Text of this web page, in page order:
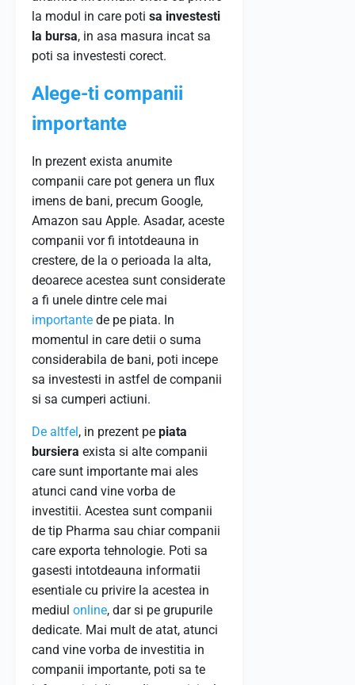
la modul in care poti sa investesti
la bursa, in asa masura incat sa
poti sa investesti corect.
Alege-ti companii
importante
In prezent exista anumite
companii care pot genera un flux
imens de bani, precum Google,
Amazon sau Apple. Asadar, aceste
companii vor fi intotdeauna in
crestere, de la o perioada la alta,
deoarece acestea sunt considerate
a fi unele dintre cele mai
importante de pe piata. In
momentul in care detii o suma
considerabila de bani, poti incepe
sa investesti in astfel de companii
si sa cumperi actiuni.
De altfel, in prezent pe piata
bursiera exista si alte companii
care sunt importante mai ales
atunci cand vine vorba de
investitii. Acestea sunt companii
de tip Pharma sau chiar companii
care exporta tehnologie. Poti sa
gasesti intotdeauna informatii
esentiale cu privire la acestea in
mediul online, dar si pe grupurile
dedicate. Mai mult de atat, atunci
cand vine vorba de investitia in
companii importante, poti sa te